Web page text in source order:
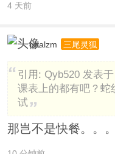
4 天前
qpalzm 三尾灵狐
引用: Qyb520 发表
课表上的都有吧？蛇
试
那岂不是快餐。。